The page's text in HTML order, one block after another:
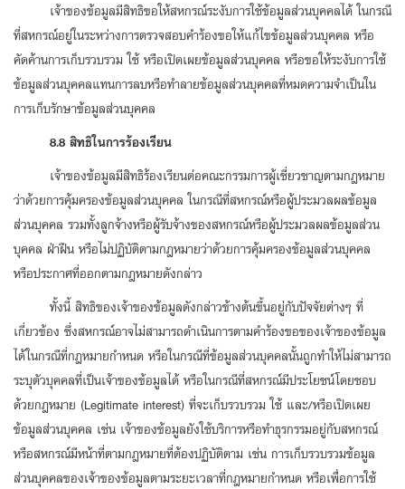
เจ้าของข้อมูลมีสิทธิขอให้สหกรณ์ระงับการใช้ข้อมูลส่วนบุคคลได้ ในกรณี
ที่สหกรณ์อยู่ในระหว่างการตรวจสอบคำร้องขอให้แก้ไขข้อมูลส่วนบุคคล หรือ
คัดค้านการเก็บรวบรวม ใช้ หรือเปิดเผยข้อมูลส่วนบุคคล หรือขอให้ระงับการใช้
ข้อมูลส่วนบุคคลแทนการลบหรือทำลายข้อมูลส่วนบุคคลที่หมดความจำเป็นใน
การเก็บรักษาข้อมูลส่วนบุคคล
8.8 สิทธิในการร้องเรียน
เจ้าของข้อมูลมีสิทธิร้องเรียนต่อคณะกรรมการผู้เชี่ยวชาญตามกฎหมาย
ว่าด้วยการคุ้มครองข้อมูลส่วนบุคคล ในกรณีที่สหกรณ์หรือผู้ประมวลผลข้อมูล
ส่วนบุคคล รวมทั้งลูกจ้างหรือผู้รับจ้างของสหกรณ์หรือผู้ประมวลผลข้อมูลส่วน
บุคคล ฝ่าฝืน หรือไม่ปฏิบัติตามกฎหมายว่าด้วยการคุ้มครองข้อมูลส่วนบุคคล
หรือประกาศที่ออกตามกฎหมายดังกล่าว
ทั้งนี้ สิทธิของเจ้าของข้อมูลดังกล่าวข้างต้นขึ้นอยู่กับปัจจัยต่างๆ ที่
เกี่ยวข้อง ซึ่งสหกรณ์อาจไม่สามารถดำเนินการตามคำร้องขอของเจ้าของข้อมูล
ได้ในกรณีที่กฎหมายกำหนด หรือในกรณีที่ข้อมูลส่วนบุคคลนั้นถูกทำให้ไม่สามารถ
ระบุตัวบุคคลที่เป็นเจ้าของข้อมูลได้ หรือในกรณีที่สหกรณ์มีประโยชน์โดยชอบ
ด้วยกฎหมาย (Legitimate interest) ที่จะเก็บรวบรวม ใช้ และ/หรือเปิดเผย
ข้อมูลส่วนบุคคล เช่น เจ้าของข้อมูลยังใช้บริการหรือทำธุรกรรมอยู่กับสหกรณ์
หรือสหกรณ์มีหน้าที่ตามกฎหมายที่ต้องปฏิบัติตาม เช่น การเก็บรวบรวมข้อมูล
ส่วนบุคคลของเจ้าของข้อมูลตามระยะเวลาที่กฎหมายกำหนด หรือเพื่อการใช้